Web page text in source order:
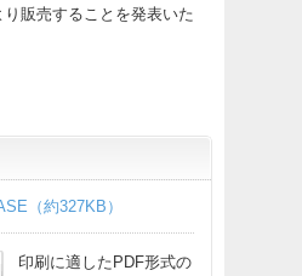
り販売することを発表いた
（約327KB）
印刷に適したPDF形式の